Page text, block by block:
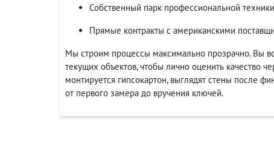
Собственный парк профессиональной
Прямые контракты с американскими
Мы строим процессы максимально прозрачно. Вы
текущих объектов, чтобы лично оценить качество
монтируется гипсокартон, выглядят стены после
от первого замера до вручения ключей.